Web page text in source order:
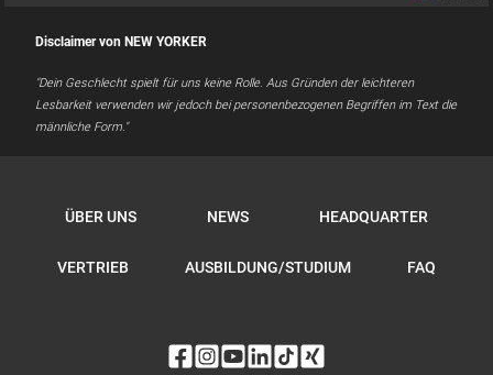
Disclaimer von NEW YORKER
"Dein Geschlecht spielt für uns keine Rolle. Aus Gründen der leichteren
Lesbarkeit verwenden wir jedoch bei personenbezogenen Begriffen im Text die
männliche Form."
ÜBER UNS NEWS HEADQUARTER
VERTRIEB AUSBILDUNG/STUDIUM FAQ